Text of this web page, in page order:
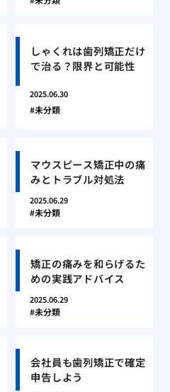
しゃくれは歯列矯正だけ
で治る？限界と可能性
2025.06.30
未分類
マウスピース矯正中の痛
みとトラブル対処法
2025.06.29
未分類
矯正の痛みを和らげるた
めの実践アドバイス
2025.06.29
未分類
会社員も歯列矯正で確定
申告しよう